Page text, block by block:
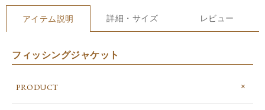
アイテム説明 詳細・サイズ レビュー
フィッシングジャケット
PRODUCT